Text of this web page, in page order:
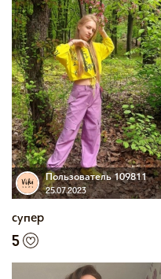
Пользователь 109811
25.07.2023
супер
5